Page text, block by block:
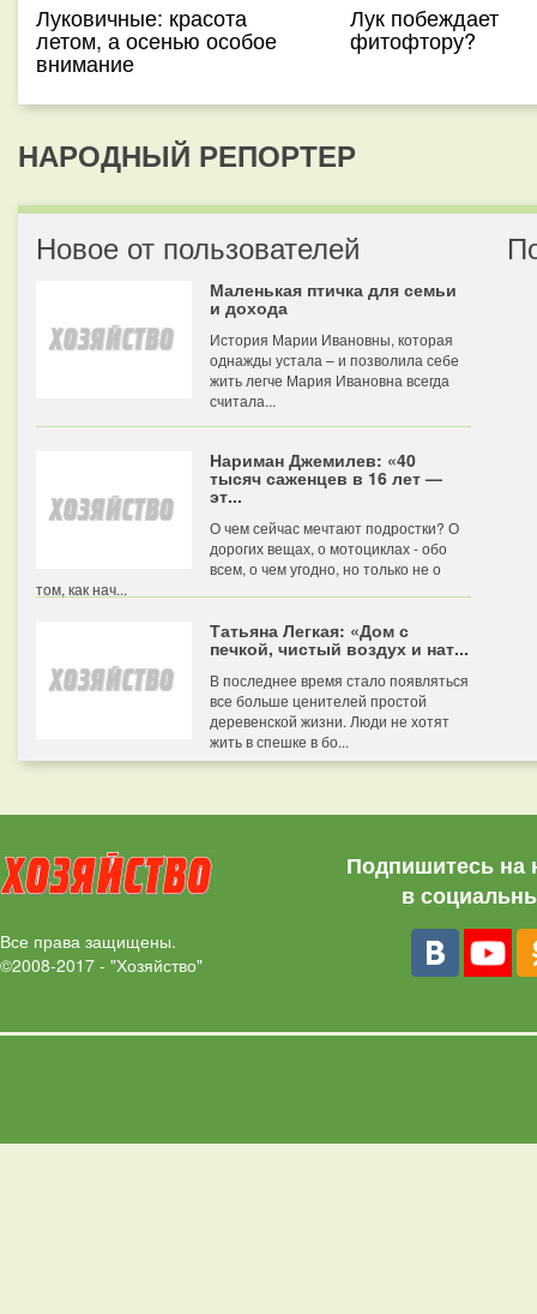
Луковичные: красота
летом, а осенью особое
внимание
Лук побеждает
фитофтору?
НАРОДНЫЙ РЕПОРТЕР
Новое от пользователей
Маленькая птичка для семьи
и дохода
История Марии Ивановны, которая
однажды устала – и позволила себе
жить легче Мария Ивановна всегда
считала...
Нариман Джемилев: «40
тысяч саженцев в 16 лет —
эт...
О чем сейчас мечтают подростки? О
дорогих вещах, о мотоциклах - обо
всем, о чем угодно, но только не о
том, как нач...
Татьяна Легкая: «Дом с
печкой, чистый воздух и нат...
В последнее время стало появляться
все больше ценителей простой
деревенской жизни. Люди не хотят
жить в спешке в бо...
Все права защищены.
©2008-2017 - "Хозяйство"
Подпишитесь на
в